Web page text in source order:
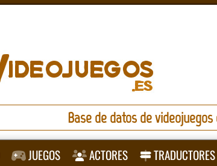
Base de datos de
JUEGOS ACTORES TRADUCTORES